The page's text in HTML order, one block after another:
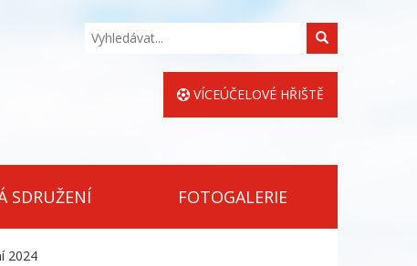
Hledat
VÍCEÚČELOVÉ HŘIŠTĚ
SDRUŽENÍ FOTOGALERIE
2024